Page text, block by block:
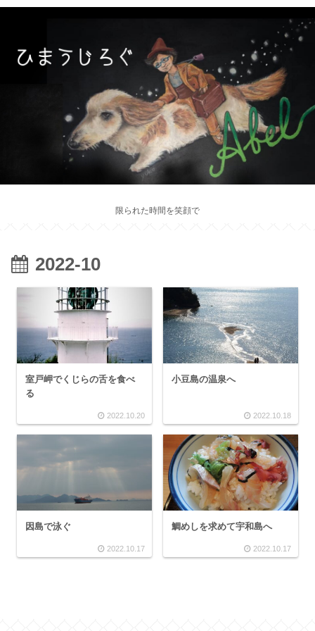
限られた時間を笑顔で
2022-10
室戸岬でくじらの舌を食べ
る
2022.10.20
小豆島の温泉へ
2022.10.18
因島で泳ぐ
2022.10.17
鯛めしを求めて宇和島へ
2022.10.17